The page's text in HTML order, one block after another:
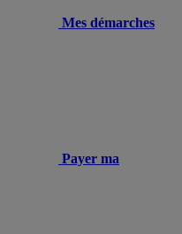
Mes démarches
Payer ma